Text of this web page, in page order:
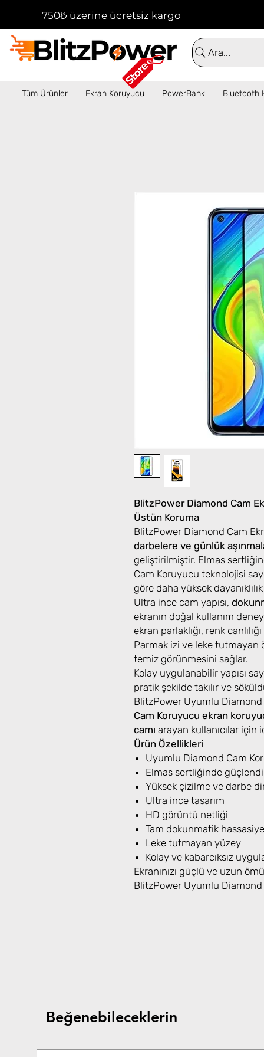
750₺ üzerine ücretsiz kargo!  ✦  16:00'a
Ara...
Tüm Ürünler Ekran Koruyucu PowerBank Bluetooth
BlitzPower Diamond Cam
Üstün Koruma
BlitzPower Diamond Cam
darbelere ve günlük
geliştirilmiştir. Elmas
Cam Koruyucu teknolojisi
göre daha yüksek
Ultra ince cam yapısı,
ekranın doğal kullanım
ekran parlaklığı, renk
Parmak izi ve leke tutmayan
temiz görünmesini sağlar.
Kolay uygulanabilir yapısı
pratik şekilde takılır ve
BlitzPower Uyumlu
Cam Koruyucu ekran
camı arayan kullanıcılar için
Ürün Özellikleri
Uyumlu Diamond Cam
Elmas sertliğinde
Yüksek çizilme ve darbe
Ultra ince tasarım
HD görüntü netliği
Tam dokunmatik
Leke tutmayan yüzey
Kolay ve kabarcıksız
Ekranınızı güçlü ve uzun
BlitzPower Uyumlu
Beğenebileceklerin